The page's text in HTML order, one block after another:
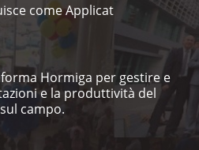
come Applicat
Hormiga per gestire e
e la produttività del
campo.